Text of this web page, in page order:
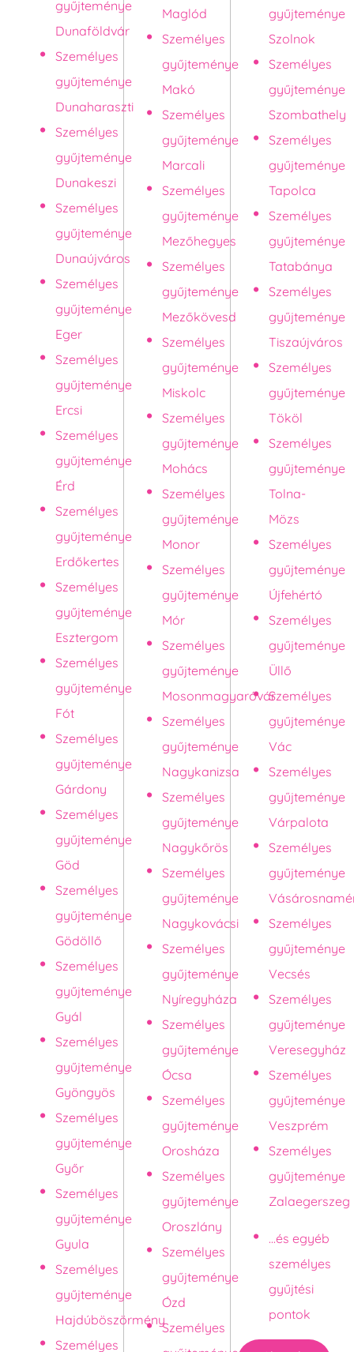
gyűjteménye
Dunaföldvár
Személyes
gyűjteménye
Dunaharaszti
Személyes
gyűjteménye
Dunakeszi
Személyes
gyűjteménye
Dunaújváros
Személyes
gyűjteménye
Eger
Személyes
gyűjteménye
Ercsi
Személyes
gyűjteménye
Érd
Személyes
gyűjteménye
Erdőkertes
Személyes
gyűjteménye
Esztergom
Személyes
gyűjteménye
Fót
Személyes
gyűjteménye
Gárdony
Személyes
gyűjteménye
Göd
Személyes
gyűjteménye
Gödöllő
Személyes
gyűjteménye
Gyál
Személyes
gyűjteménye
Gyöngyös
Személyes
gyűjteménye
Győr
Személyes
gyűjteménye
Gyula
Személyes
gyűjteménye
Hajdúböszörmény
Személyes
Maglód
Személyes
gyűjteménye
Makó
Személyes
gyűjteménye
Marcali
Személyes
gyűjteménye
Mezőhegyes
Személyes
gyűjteménye
Mezőkövesd
Személyes
gyűjteménye
Miskolc
Személyes
gyűjteménye
Mohács
Személyes
gyűjteménye
Monor
Személyes
gyűjteménye
Mór
Személyes
gyűjteménye
Mosonmagyaróvár
Személyes
gyűjteménye
Nagykanizsa
Személyes
gyűjteménye
Nagykőrös
Személyes
gyűjteménye
Nagykovácsi
Személyes
gyűjteménye
Nyíregyháza
Személyes
gyűjteménye
Ócsa
Személyes
gyűjteménye
Orosháza
Személyes
gyűjteménye
Oroszlány
Személyes
gyűjteménye
Ózd
Személyes
gyűjteménye
Szolnok
Személyes
gyűjteménye
Szombathely
Személyes
gyűjteménye
Tapolca
Személyes
gyűjteménye
Tatabánya
Személyes
gyűjteménye
Tiszaújváros
Személyes
gyűjteménye
Tököl
Személyes
gyűjteménye
Tolna-
Mözs
Személyes
gyűjteménye
Újfehértó
Személyes
gyűjteménye
Üllő
Személyes
gyűjteménye
Vác
Személyes
gyűjteménye
Várpalota
Személyes
gyűjteménye
Személyes
gyűjteménye
Vecsés
Személyes
gyűjteménye
Veresegyház
Személyes
gyűjteménye
Veszprém
Személyes
gyűjteménye
Zalaegerszeg
...és egyéb
személyes
gyűjtési
pontok